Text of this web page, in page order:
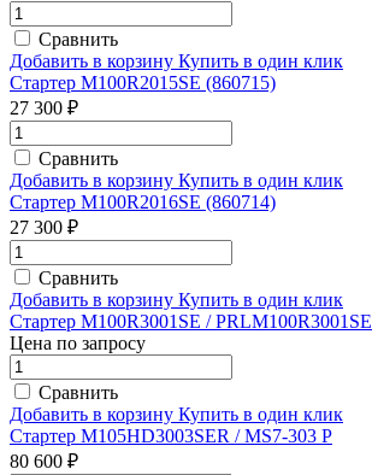
Сравнить
Добавить в корзину Купить в один клик
Стартер M100R2015SE (860715)
27 300 ₽
Сравнить
Добавить в корзину Купить в один клик
Стартер M100R2016SE (860714)
27 300 ₽
Сравнить
Добавить в корзину Купить в один клик
Стартер M100R3001SE / PRLM100R3001SE
Цена по запросу
Сравнить
Добавить в корзину Купить в один клик
Стартер M105HD3003SER / MS7-303 P
80 600 ₽